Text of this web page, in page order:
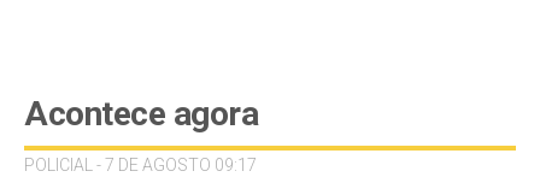
Acontece agora
POLICIAL - 7 DE AGOSTO 09:17